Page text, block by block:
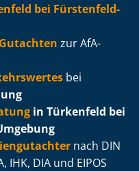
bei Fürs­ten­feld­
zur AfA-
bei
in Türkenfeld bei
nach DIN
IHK, DIA und EIPOS